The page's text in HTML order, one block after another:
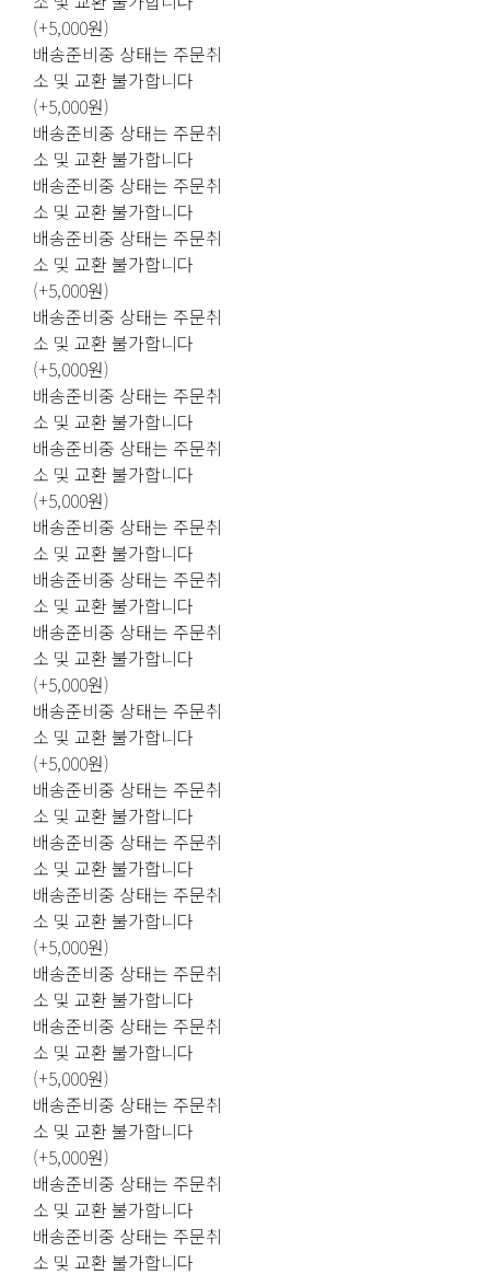
(+5,000원)
배송준비중 상태는 주문취
소 및 교환 불가합니다
(+5,000원)
배송준비중 상태는 주문취
소 및 교환 불가합니다
배송준비중 상태는 주문취
소 및 교환 불가합니다
배송준비중 상태는 주문취
소 및 교환 불가합니다
(+5,000원)
배송준비중 상태는 주문취
소 및 교환 불가합니다
(+5,000원)
배송준비중 상태는 주문취
소 및 교환 불가합니다
배송준비중 상태는 주문취
소 및 교환 불가합니다
(+5,000원)
배송준비중 상태는 주문취
소 및 교환 불가합니다
배송준비중 상태는 주문취
소 및 교환 불가합니다
배송준비중 상태는 주문취
소 및 교환 불가합니다
(+5,000원)
배송준비중 상태는 주문취
소 및 교환 불가합니다
(+5,000원)
배송준비중 상태는 주문취
소 및 교환 불가합니다
배송준비중 상태는 주문취
소 및 교환 불가합니다
배송준비중 상태는 주문취
소 및 교환 불가합니다
(+5,000원)
배송준비중 상태는 주문취
소 및 교환 불가합니다
배송준비중 상태는 주문취
소 및 교환 불가합니다
(+5,000원)
배송준비중 상태는 주문취
소 및 교환 불가합니다
(+5,000원)
배송준비중 상태는 주문취
소 및 교환 불가합니다
배송준비중 상태는 주문취
소 및 교환 불가합니다